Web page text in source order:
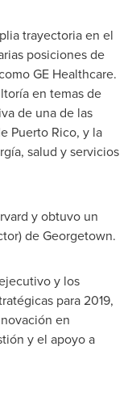
trayectoria en el
posiciones de
GE Healthcare.
en temas de
de una de las
Puerto Rico, y la
salud y servicios
y obtuvo un
deGeorgetown.
y los
para 2019,
en
y el apoyo a